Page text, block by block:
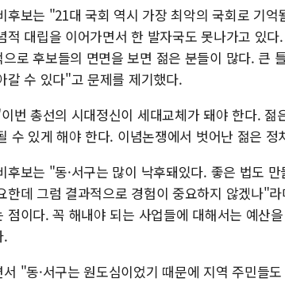
후보는 "21대 국회 역시 가장 최악의 국회로 기
적 대립을 이어가면서 한 발자국도 못나가고 있
으로 후보들의 면면을 보면 젊은 분들이 많다. 큰
갈 수 있다"고 문제를 제기했다.
번 총선의 시대정신이 세대교체가 돼야 한다.
수 있게 해야 한다. 이념논쟁에서 벗어난 젊은
후보는 "동·서구는 많이 낙후돼있다. 좋은 법도
한데 그럼 결과적으로 경험이 중요하지 않겠나"
점이다. 꼭 해내야 되는 사업들에 대해서는 예산
.
서 "동·서구는 원도심이었기 때문에 지역 주민들